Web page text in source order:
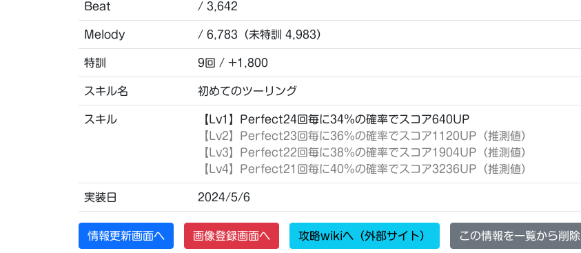
Beat / 3,642
Melody / 6,783（未特訓 4,983）
特訓 9回 / +1,800
スキル名 初めてのツーリング
スキル
【Lv1】Perfect24回毎に34％の確率でスコア640UP
【Lv2】Perfect23回毎に36％の確率でスコア1120UP（推測値）
【Lv3】Perfect22回毎に38％の確率でスコア1904UP（推測値）
【Lv4】Perfect21回毎に40％の確率でスコア3236UP（推測値）
実装日 2024/5/6
情報更新画面へ 画像登録画面へ 攻略wikiへ（外部サイト） この情報を一覧から削除